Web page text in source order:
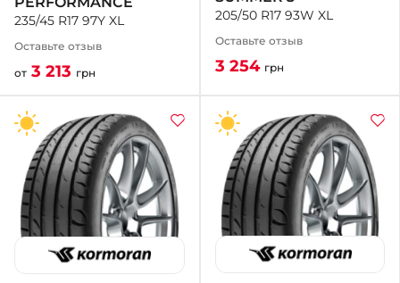
235/45 R17 97Y XL
Оставьте отзыв
от 3 213 грн
205/50 R17 93W XL
Оставьте отзыв
3 254 грн